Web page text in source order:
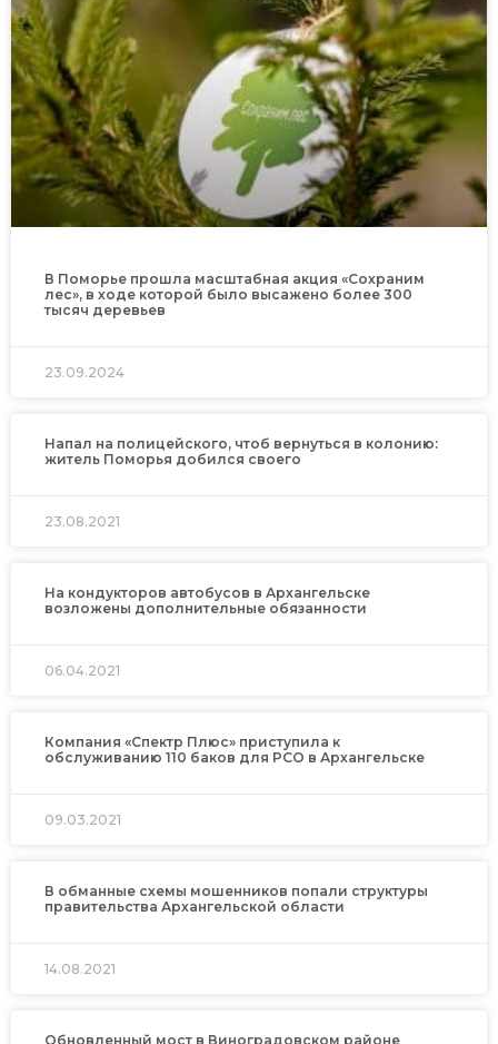
В Поморье прошла масштабная акция «Сохраним
лес», в ходе которой было высажено более 300
тысяч деревьев
23.09.2024
Напал на полицейского, чтоб вернуться в колонию:
житель Поморья добился своего
23.08.2021
На кондукторов автобусов в Архангельске
возложены дополнительные обязанности
06.04.2021
Компания «Спектр Плюс» приступила к
обслуживанию 110 баков для РСО в Архангельске
09.03.2021
В обманные схемы мошенников попали структуры
правительства Архангельской области
14.08.2021
Обновленный мост в Виноградовском районе